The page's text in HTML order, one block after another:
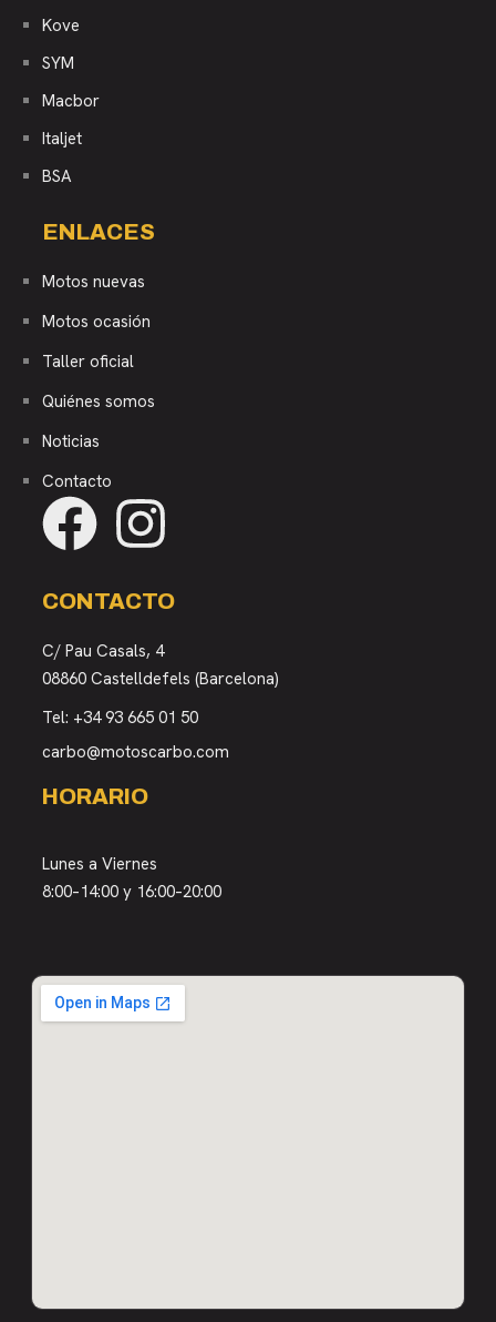
Kove
SYM
Macbor
Italjet
BSA
ENLACES
Motos nuevas
Motos ocasión
Taller oficial
Quiénes somos
Noticias
Contacto
CONTACTO
C/ Pau Casals, 4
08860 Castelldefels (Barcelona)
Tel: +34 93 665 01 50
carbo@motoscarbo.com
HORARIO
Lunes a Viernes
8:00–14:00 y 16:00–20:00